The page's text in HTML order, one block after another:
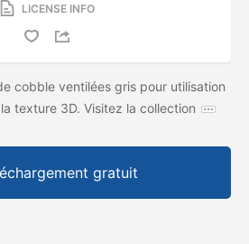
LICENSE INFO
cobble ventilées gris pour utilisation
texture 3D. Visitez la collection
gratuit